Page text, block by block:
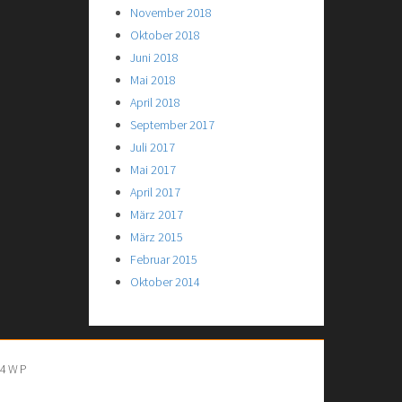
November 2018
Oktober 2018
Juni 2018
Mai 2018
April 2018
September 2017
Juli 2017
Mai 2017
April 2017
März 2017
März 2015
Februar 2015
Oktober 2014